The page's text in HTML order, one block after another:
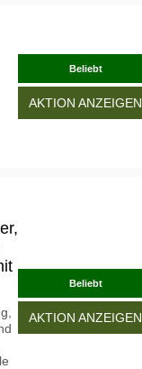
Beliebt
AKTION ANZEIGEN
Beliebt
AKTION ANZEIGEN